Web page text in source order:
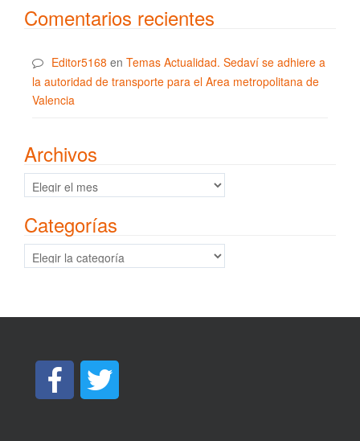
Comentarios recientes
Editor5168 en Temas Actualidad. Sedaví se adhiere a
la autoridad de transporte para el Area metropolitana de
Valencia
Archivos
Archivos
Categorías
Categorías